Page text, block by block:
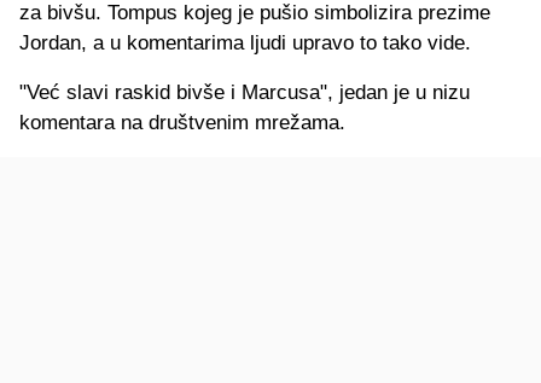
za bivšu. Tompus kojeg je pušio simbolizira prezime
Jordan, a u komentarima ljudi upravo to tako vide.
"Već slavi raskid bivše i Marcusa", jedan je u nizu
komentara na društvenim mrežama.